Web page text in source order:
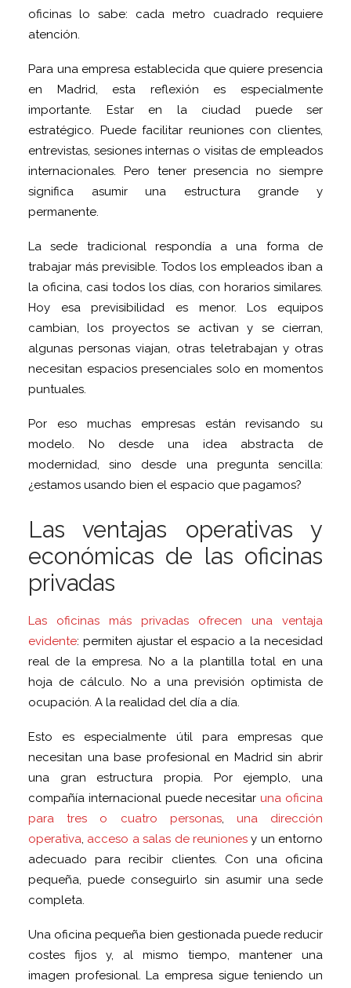
oficinas lo sabe: cada metro cuadrado requiere
atención.
Para una empresa establecida que quiere presencia
en Madrid, esta reflexión es especialmente
importante. Estar en la ciudad puede ser
estratégico. Puede facilitar reuniones con clientes,
entrevistas, sesiones internas o visitas de empleados
internacionales. Pero tener presencia no siempre
significa asumir una estructura grande y
permanente.
La sede tradicional respondía a una forma de
trabajar más previsible. Todos los empleados iban a
la oficina, casi todos los días, con horarios similares.
Hoy esa previsibilidad es menor. Los equipos
cambian, los proyectos se activan y se cierran,
algunas personas viajan, otras teletrabajan y otras
necesitan espacios presenciales solo en momentos
puntuales.
Por eso muchas empresas están revisando su
modelo. No desde una idea abstracta de
modernidad, sino desde una pregunta sencilla:
¿estamos usando bien el espacio que pagamos?
Las ventajas operativas y
económicas de las oficinas
privadas
Las oficinas más privadas ofrecen una ventaja
evidente: permiten ajustar el espacio a la necesidad
real de la empresa. No a la plantilla total en una
hoja de cálculo. No a una previsión optimista de
ocupación. A la realidad del día a día.
Esto es especialmente útil para empresas que
necesitan una base profesional en Madrid sin abrir
una gran estructura propia. Por ejemplo, una
compañía internacional puede necesitaruna oficina
para tres o cuatro personas, una dirección
operativa, acceso a salas de reunionesy un entorno
adecuado para recibir clientes. Con una oficina
pequeña, puede conseguirlo sin asumir una sede
completa.
Una oficina pequeña bien gestionada puede reducir
costes fijos y, al mismo tiempo, mantener una
imagen profesional. La empresa sigue teniendo un